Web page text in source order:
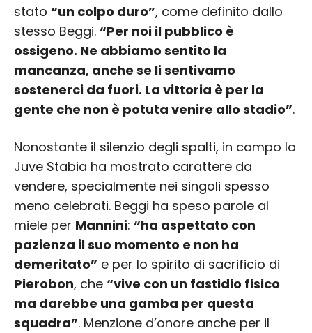
stato “un colpo duro”, come definito dallo
stesso Beggi. “Per noi il pubblico è
ossigeno. Ne abbiamo sentito la
mancanza, anche se li sentivamo
sostenerci da fuori. La vittoria è per la
gente che non è potuta venire allo stadio”.
Nonostante il silenzio degli spalti, in campo la
Juve Stabia ha mostrato carattere da
vendere, specialmente nei singoli spesso
meno celebrati. Beggi ha speso parole al
miele per Mannini: “ha aspettato con
pazienza il suo momento e non ha
demeritato” e per lo spirito di sacrificio di
Pierobon, che “vive con un fastidio fisico
ma darebbe una gamba per questa
squadra”. Menzione d’onore anche per il